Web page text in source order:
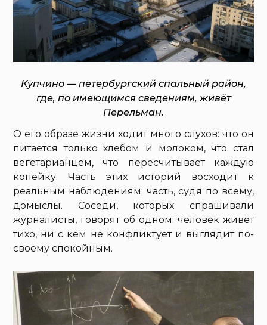
Купчино — петербургский спальный район,
где, по имеющимся сведениям, живёт
Перельман.
О его образе жизни ходит много слухов: что он
питается только хлебом и молоком, что стал
вегетарианцем, что пересчитывает каждую
копейку. Часть этих историй восходит к
реальным наблюдениям; часть, судя по всему,
домыслы. Соседи, которых спрашивали
журналисты, говорят об одном: человек живёт
тихо, ни с кем не конфликтует и выглядит по-
своему спокойным.